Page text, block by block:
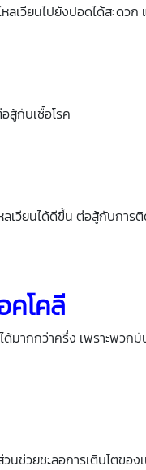
ลเวียนไปยังปอดได้สะด
สู้กับเชื้อโรค
เวียนได้ดีขึ้น ต่อสู้กับกา
คโคลี
มากกว่าครึ่ง เพราะพวก
ช่วยชะลอการเติบโตของ